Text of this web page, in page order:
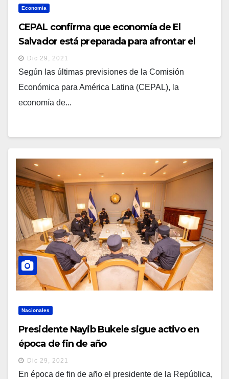
Economía
CEPAL confirma que economía de El
Salvador está preparada para afrontar el
2022
Dic 29, 2021
Según las últimas previsiones de la Comisión
Económica para América Latina (CEPAL), la
economía de...
Nacionales
Presidente Nayib Bukele sigue activo en
época de fin de año
Dic 29, 2021
En época de fin de año el presidente de la República,